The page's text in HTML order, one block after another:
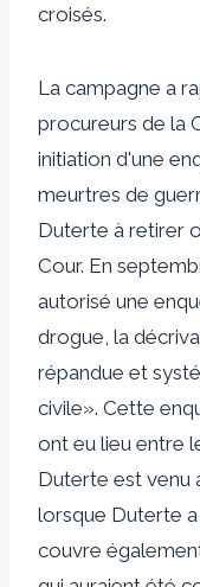
croisés.
La campagne a
procureurs de la
initiation d'une
meurtres de
Duterte à retirer
Cour. En
autorisé une
drogue, la
répandue et
civile». Cette
ont eu lieu entre
Duterte est venu
lorsque Duterte a
couvre